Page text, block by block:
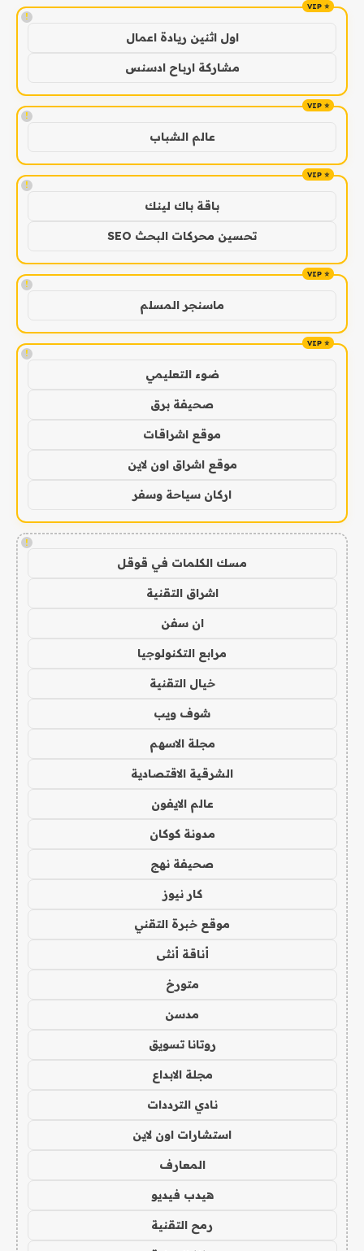
!
اول اثنين ريادة اعمال
مشاركة ارباح ادسنس
!
عالم الشباب
!
باقة باك لينك
تحسين محركات البحث SEO
!
ماسنجر المسلم
!
ضوء التعليمي
صحيفة برق
موقع اشراقات
موقع اشراق اون لاين
اركان سياحة وسفر
!
مسك الكلمات في قوقل
اشراق التقنية
ان سفن
مرابع التكنولوجيا
خيال التقنية
شوف ويب
مجلة الاسهم
الشرقية الاقتصادية
عالم الايفون
مدونة كوكان
صحيفة نهج
كار نيوز
موقع خبرة التقني
أناقة أنثى
متورخ
مدسن
روتانا تسويق
مجلة الابداع
نادي الترددات
استشارات اون لاين
المعارف
هيدب فيديو
رمح التقنية